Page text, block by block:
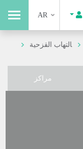
AR
التهاب القزحية
مراكز